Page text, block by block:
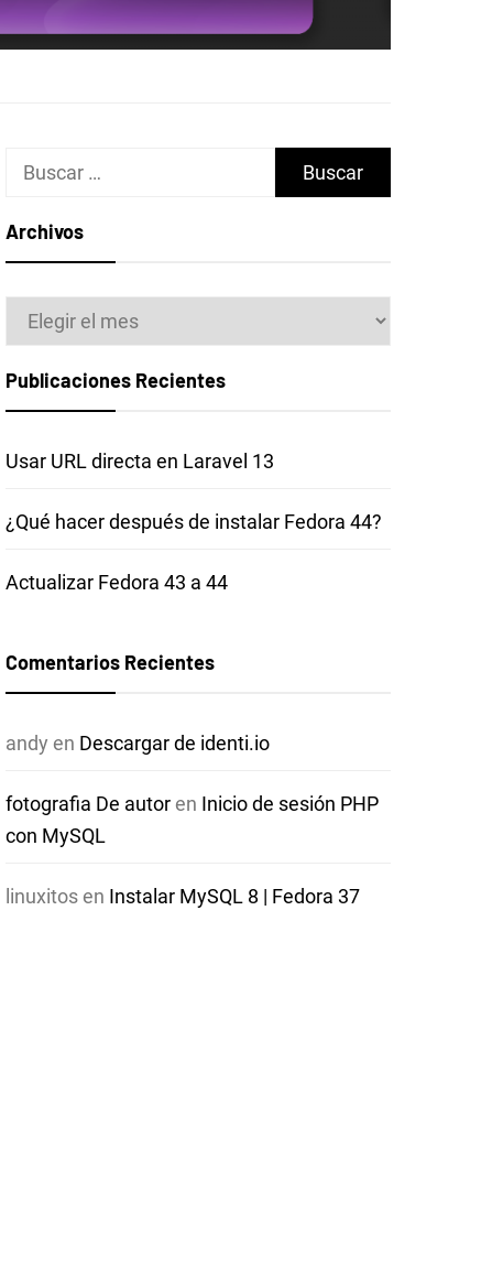
Buscar:
Archivos
Archivos
Publicaciones Recientes
Usar URL directa en Laravel 13
¿Qué hacer después de instalar Fedora 44?
Actualizar Fedora 43 a 44
Comentarios Recientes
andy en Descargar de identi.io
fotografia De autoren Inicio de sesión PHP
con MySQL
linuxitosen Instalar MySQL 8 | Fedora 37